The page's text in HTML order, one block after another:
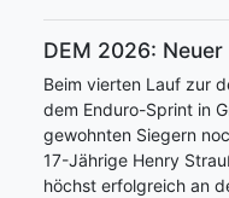
DEM 2026:
Beim vierten Lauf zur
dem Enduro-Sprint in
gewohnten Siegern
17-Jährige Henry
höchst erfolgreich an